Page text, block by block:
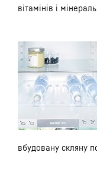
вітамінів і
вбудовану скляну